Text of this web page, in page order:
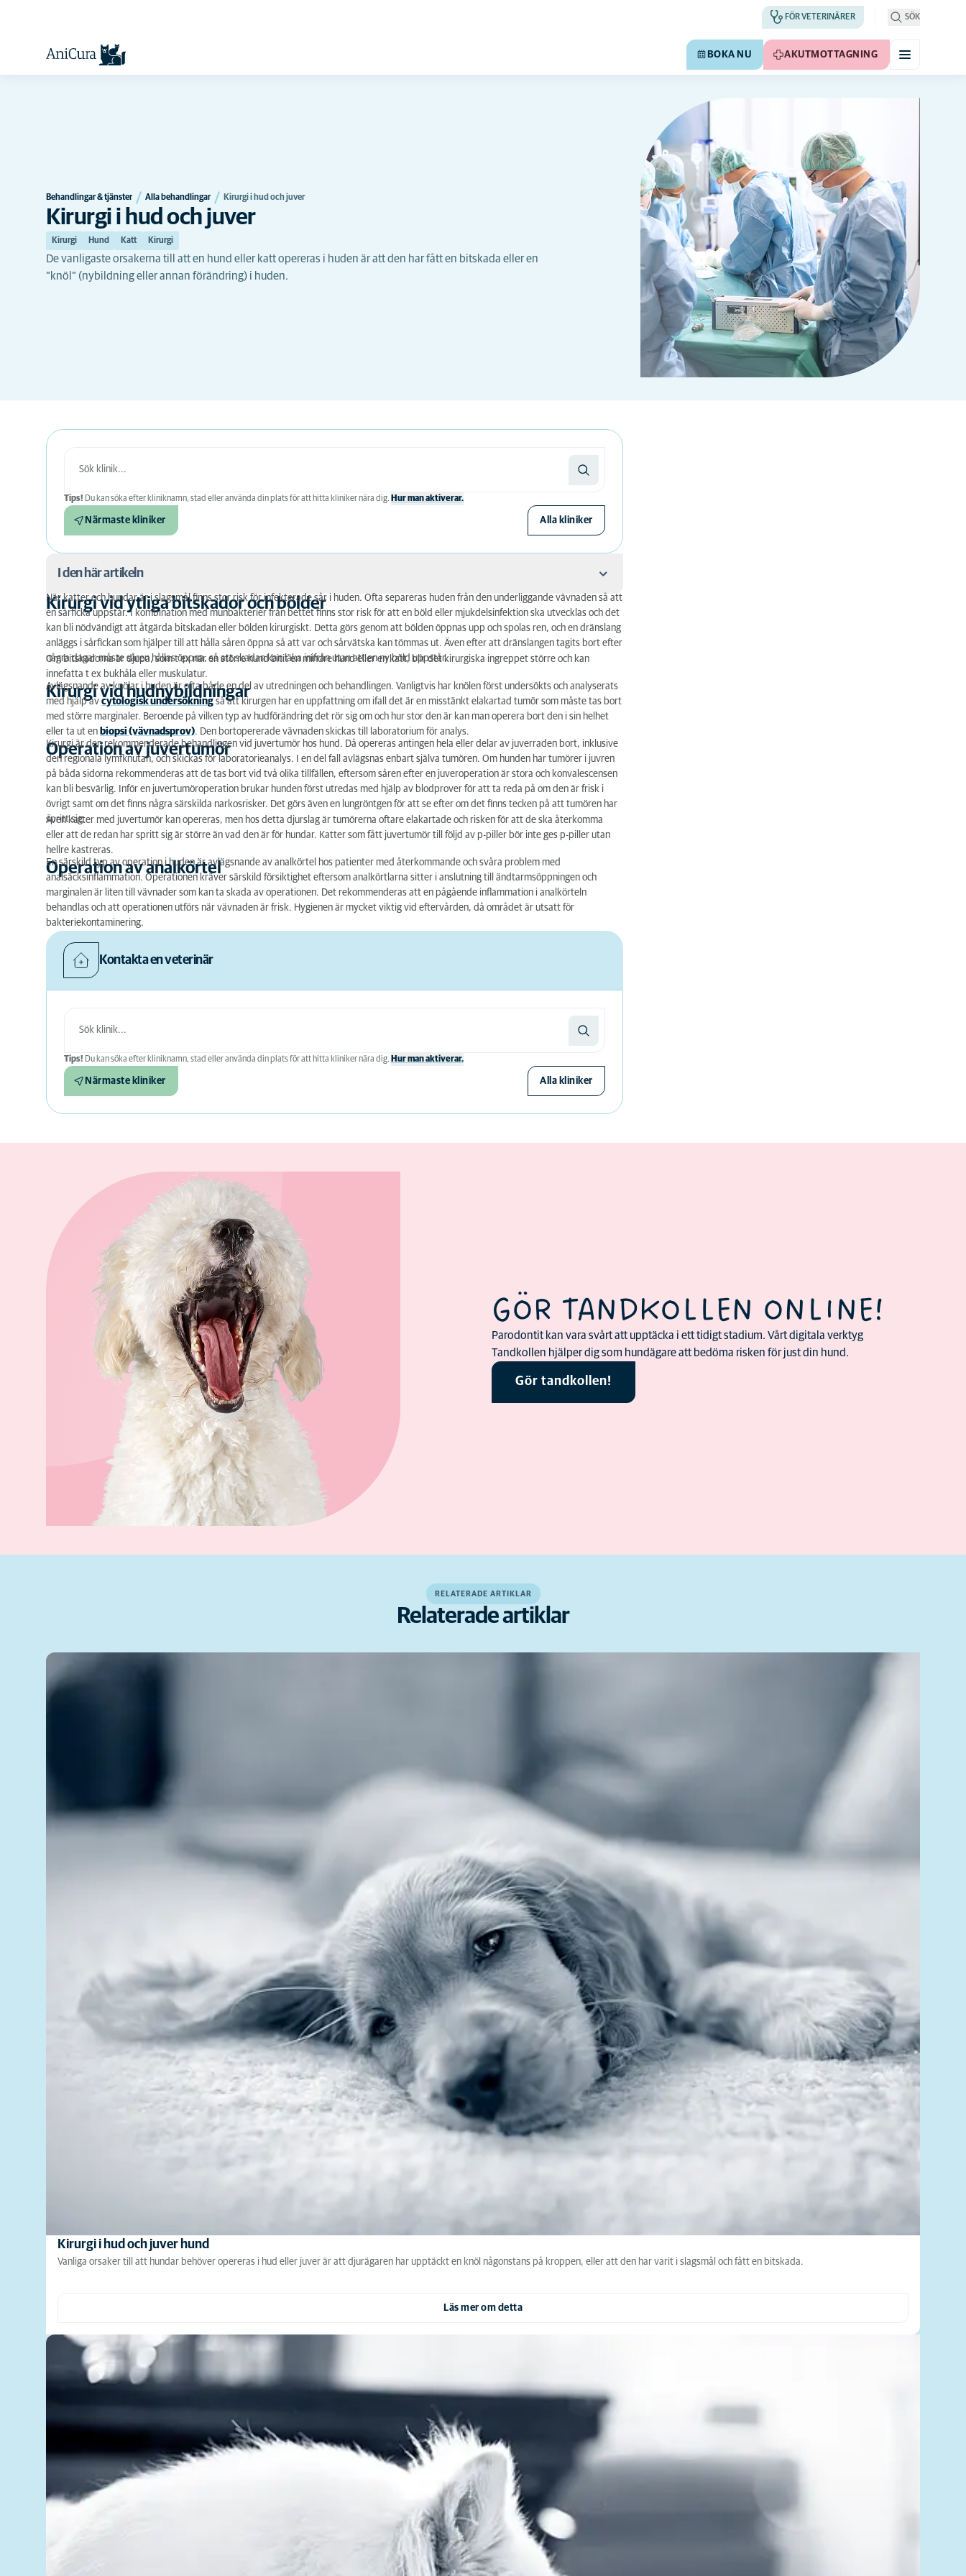
FÖR VETERINÄRER SÖK
BOKA NU AKUTMOTTAGNING
Behandlingar & tjänster Alla behandlingar Kirurgi i hud och juver
Kirurgi i hud och juver
Kirurgi Hund Katt Kirurgi
De vanligaste orsakerna till att en hund eller katt opereras i huden är att den har fått en bitskada eller en
”knöl” (nybildning eller annan förändring) i huden.
Tips! Du kan söka efter kliniknamn, stad eller använda din plats för att hitta kliniker nära dig. Hur man aktiverar.
Närmaste kliniker Alla kliniker
I den här artikeln
Kirurgi vid ytliga bitskador och bölder
Kirurgi vid hudnybildningar
Operation av juvertumör
Operation av analkörtel
Kirurgi vid ytliga bitskador och bölder
När katter och hundar är i slagsmål finns stor risk för infekterade sår i huden. Ofta separeras huden från den underliggande vävnaden så att
en sårficka uppstår. I kombination med munbakterier från bettet finns stor risk för att en böld eller mjukdelsinfektion ska utvecklas och det
kan bli nödvändigt att åtgärda bitskadan eller bölden kirurgiskt. Detta görs genom att bölden öppnas upp och spolas ren, och en dränslang
anläggs i sårfickan som hjälper till att hålla såren öppna så att var och sårvätska kan tömmas ut. Även efter att dränslangen tagits bort efter
några dagar måste såren hållas öppna, så att skadan kan läka inifrån utan att en ny böld uppstår.
Om bitskadorna är djupa, som t ex när en större hund bitit en mindre hund eller en katt, blir det kirurgiska ingreppet större och kan
innefatta t ex bukhåla eller muskulatur.
Kirurgi vid hudnybildningar
Avlägsnande av knölar i huden är ofta både en del av utredningen och behandlingen. Vanligtvis har knölen först undersökts och analyserats
med hjälp av cytologisk undersökning så att kirurgen har en uppfattning om ifall det är en misstänkt elakartad tumör som måste tas bort
med större marginaler. Beroende på vilken typ av hudförändring det rör sig om och hur stor den är kan man operera bort den i sin helhet
eller ta ut en biopsi (vävnadsprov). Den bortopererade vävnaden skickas till laboratorium för analys.
Operation av juvertumör
Kirurgi är den rekommenderade behandlingen vid juvertumör hos hund. Då opereras antingen hela eller delar av juverraden bort, inklusive
den regionala lymfknutan, och skickas för laboratorieanalys. I en del fall avlägsnas enbart själva tumören. Om hunden har tumörer i juvren
på båda sidorna rekommenderas att de tas bort vid två olika tillfällen, eftersom såren efter en juveroperation är stora och konvalescensen
kan bli besvärlig. Inför en juvertumöroperation brukar hunden först utredas med hjälp av blodprover för att ta reda på om den är frisk i
övrigt samt om det finns några särskilda narkosrisker. Det görs även en lungröntgen för att se efter om det finns tecken på att tumören har
spritt sig.
Även katter med juvertumör kan opereras, men hos detta djurslag är tumörerna oftare elakartade och risken för att de ska återkomma
eller att de redan har spritt sig är större än vad den är för hundar. Katter som fått juvertumör till följd av p-piller bör inte ges p-piller utan
hellre kastreras.
Operation av analkörtel
En särskild typ av operation i huden är avlägsnande av analkörtel hos patienter med återkommande och svåra problem med
analsäcksinflammation. Operationen kräver särskild försiktighet eftersom analkörtlarna sitter i anslutning till ändtarmsöppningen och
marginalen är liten till vävnader som kan ta skada av operationen. Det rekommenderas att en pågående inflammation i analkörteln
behandlas och att operationen utförs när vävnaden är frisk. Hygienen är mycket viktig vid eftervården, då området är utsatt för
bakteriekontaminering.
Kontakta en veterinär
Tips! Du kan söka efter kliniknamn, stad eller använda din plats för att hitta kliniker nära dig. Hur man aktiverar.
Närmaste kliniker Alla kliniker
GÖR TANDKOLLEN ONLINE!
Parodontit kan vara svårt att upptäcka i ett tidigt stadium. Vårt digitala verktyg
Tandkollen hjälper dig som hundägare att bedöma risken för just din hund.
Gör tandkollen!
RELATERADE ARTIKLAR
Relaterade artiklar
Kirurgi i hud och juver hund
Vanliga orsaker till att hundar behöver opereras i hud eller juver är att djurägaren har upptäckt en knöl någonstans på kroppen, eller att den har varit i slagsmål och fått en bitskada.
Läs mer om detta